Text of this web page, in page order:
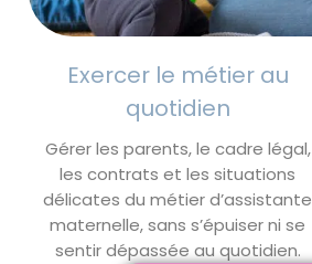
Exercer le métier au
quotidien
Gérer les parents, le cadre légal,
les contrats et les situations
délicates du métier d’assistante
maternelle, sans s’épuiser ni se
sentir dépassée au quotidien.